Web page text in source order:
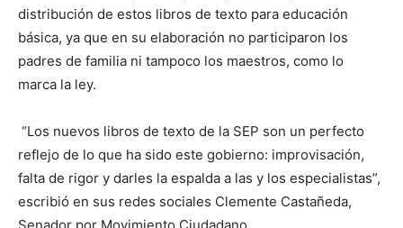
distribución de estos libros de texto para educación
básica, ya que en su elaboración no participaron los
padres de familia ni tampoco los maestros, como lo
marca la ley.
“Los nuevos libros de texto de la SEP son un perfecto
reflejo de lo que ha sido este gobierno: improvisación,
falta de rigor y darles la espalda a las y los especialistas”,
escribió en sus redes sociales Clemente Castañeda,